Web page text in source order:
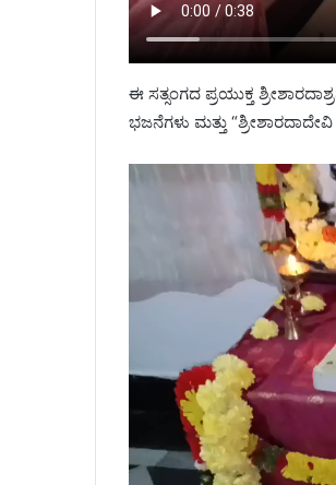
ಈ ಸತ್ಸಂಗದ ಪ್ರಯುಕ್ತ
ಭಜನೆಗಳು ಮತ್ತು